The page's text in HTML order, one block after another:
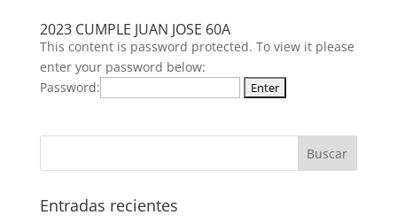
2023 CUMPLE JUAN JOSE 60A
This content is password protected. To view it please
enter your password below:
Password:
Entradas recientes